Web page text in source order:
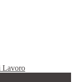
Lavoro